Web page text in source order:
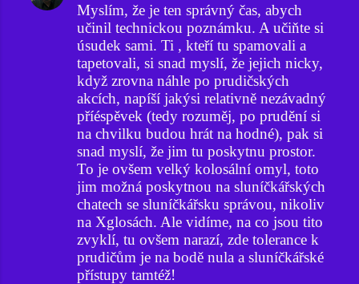
Myslím, že je ten správný čas, abych
učinil technickou poznámku. A učiňte si
úsudek sami. Ti , kteří tu spamovali a
tapetovali, si snad myslí, že jejich nicky,
když zrovna náhle po prudičských
akcích, napíší jakýsi relativně nezávadný
příéspěvek (tedy rozuměj, po prudění si
na chvilku budou hrát na hodné), pak si
snad myslí, že jim tu poskytnu prostor.
To je ovšem velký kolosální omyl, toto
jim možná poskytnou na sluníčkářských
chatech se sluníčkářsku správou, nikoliv
na Xglosách. Ale vidíme, na co jsou tito
zvyklí, tu ovšem narazí, zde tolerance k
prudičům je na bodě nula a sluníčkářské
přístupy tamtéž!